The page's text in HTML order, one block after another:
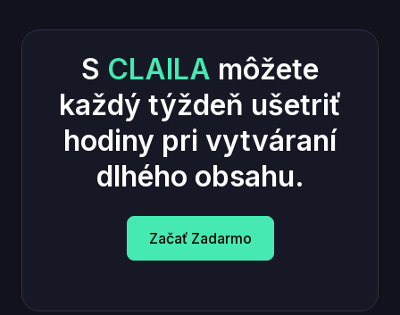
S CLAILA môžete
každý týždeň ušetriť
hodiny pri vytváraní
dlhého obsahu.
Začať Zadarmo